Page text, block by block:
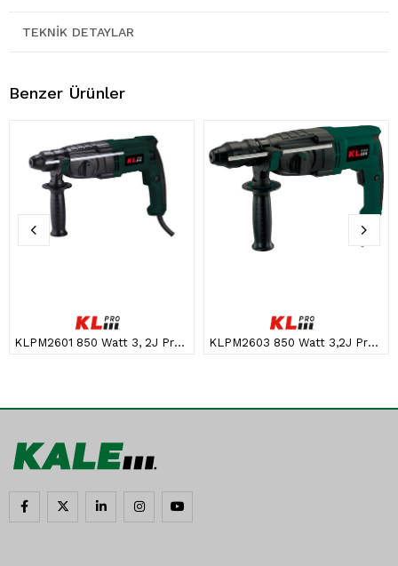
TEKNIK DETAYLAR
Benzer Ürünler
KLPM2601 850 Watt 3, 2J Profesyonel SDS-Plus Kırıcı/Delici KLPM2603 850 Watt 3,2J Profesyonel SDS-Plus Çift Mandren Kırıcı/Delici